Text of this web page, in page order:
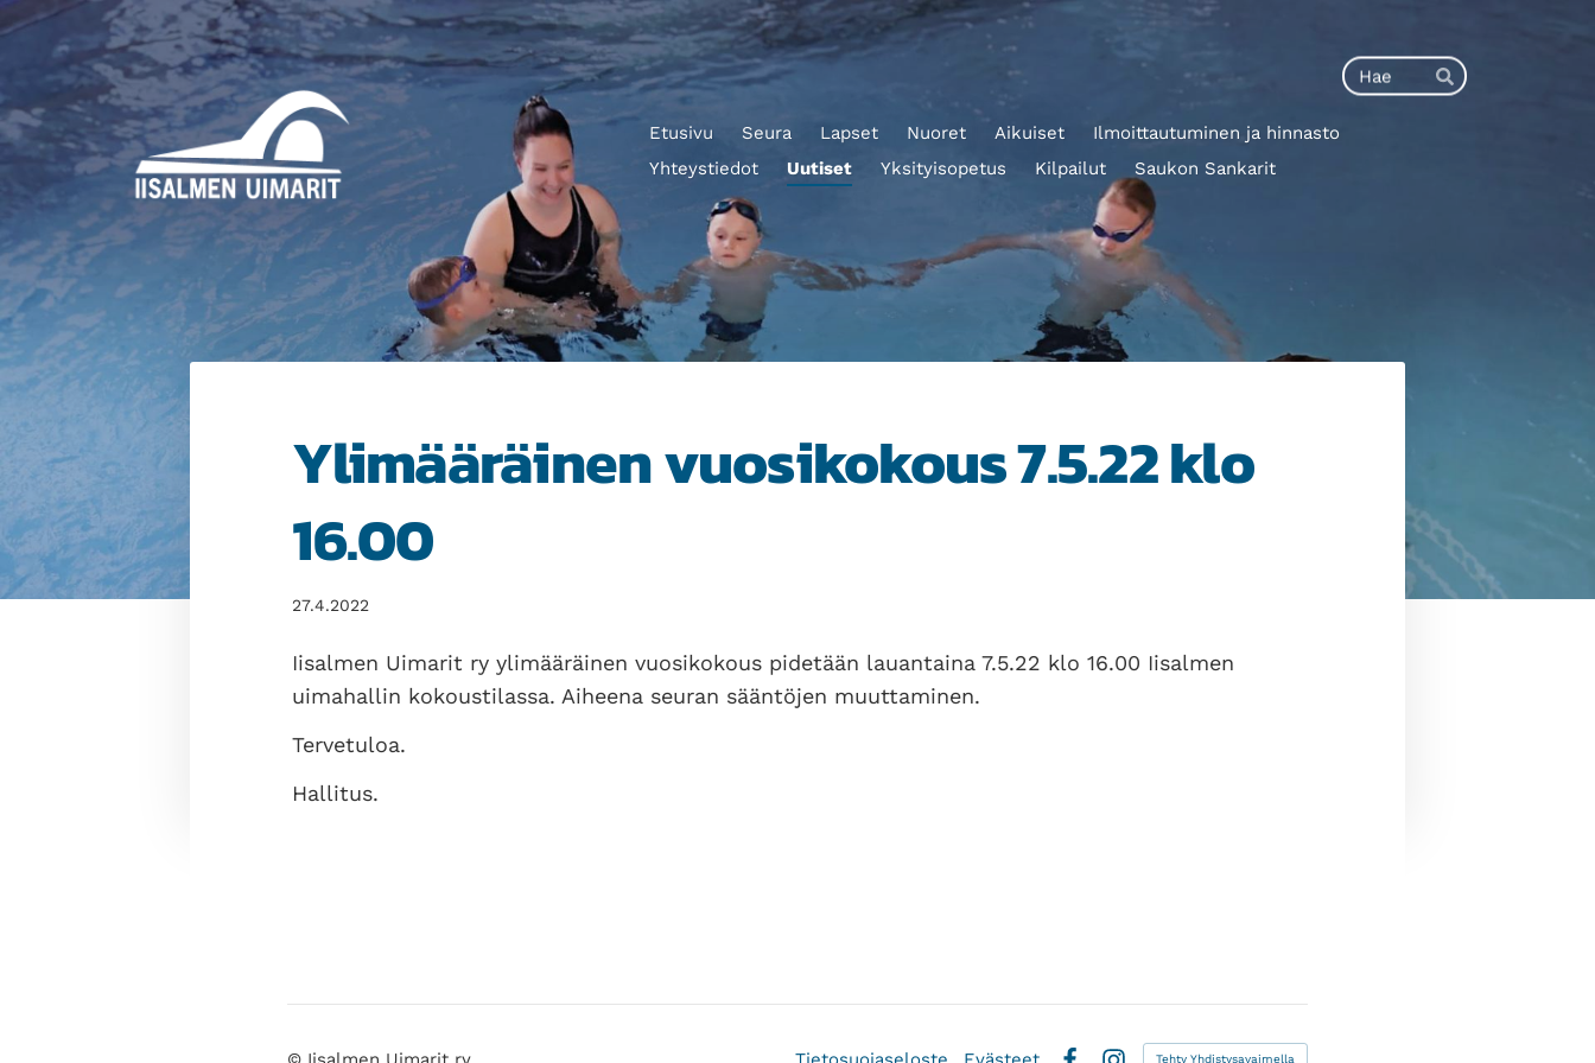
Siirry
sivun
sisältöön
Haku
Hae
Iisalmen Uimarit ry
Etusivu Seura Lapset Nuoret Aikuiset
Ilmoittautuminen ja hinnasto
Yhteystiedot
Uutiset Yksityisopetus Kilpailut Saukon Sankarit
Ylimääräinen vuosikokous 7.5.22 klo
16.00
27.4.2022
Iisalmen Uimarit ry ylimääräinen vuosikokous pidetään lauantaina 7.5.22 klo 16.00 Iisalmen
uimahallin kokoustilassa. Aiheena seuran sääntöjen muuttaminen.
Tervetuloa.
Hallitus.
Tehty Yhdistysavaimella